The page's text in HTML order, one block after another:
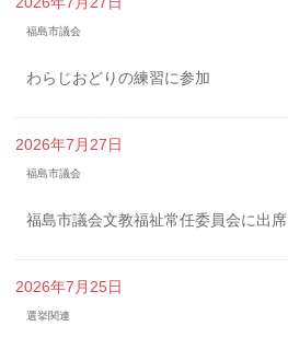
福島市議会
わらじおどりの練習に参加
2026年7月27日
福島市議会
福島市議会文教福祉常任委員会に出席
2026年7月25日
選挙関連